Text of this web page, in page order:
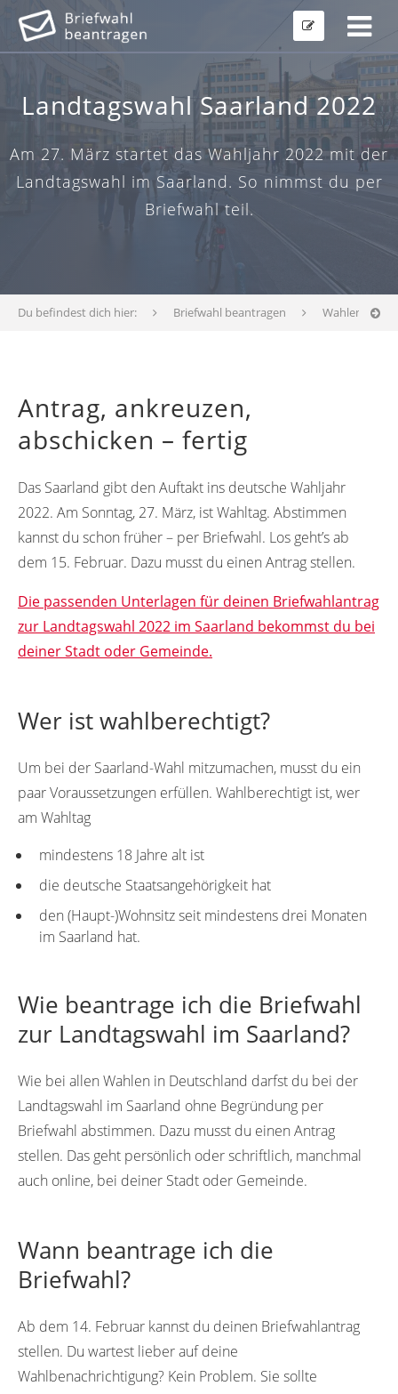
Landtagswahl Saarland 2022
Am 27. März startet das Wahljahr 2022 mit der
Landtagswahl im Saarland. So nimmst du per
Briefwahl teil.
Du befindest dich hier: Briefwahl beantragen Wahlen
Antrag, ankreuzen,
abschicken – fertig
Das Saarland gibt den Auftakt ins deutsche Wahljahr
2022. Am Sonntag, 27. März, ist Wahltag. Abstimmen
kannst du schon früher – per Briefwahl. Los geht’s ab
dem 15. Februar. Dazu musst du einen Antrag stellen.
Die passenden Unterlagen für deinen Briefwahlantrag
zur Landtagswahl 2022 im Saarland bekommst du bei
deiner Stadt oder Gemeinde.
Wer ist wahlberechtigt?
Um bei der Saarland-Wahl mitzumachen, musst du ein
paar Voraussetzungen erfüllen. Wahlberechtigt ist, wer
am Wahltag
mindestens 18 Jahre alt ist
die deutsche Staatsangehörigkeit hat
den (Haupt-)Wohnsitz seit mindestens drei Monaten
im Saarland hat.
Wie beantrage ich die Briefwahl
zur Landtagswahl im Saarland?
Wie bei allen Wahlen in Deutschland darfst du bei der
Landtagswahl im Saarland ohne Begründung per
Briefwahl abstimmen. Dazu musst du einen Antrag
stellen. Das geht persönlich oder schriftlich, manchmal
auch online, bei deiner Stadt oder Gemeinde.
Wann beantrage ich die
Briefwahl?
Ab dem 14. Februar kannst du deinen Briefwahlantrag
stellen. Du wartest lieber auf deine
Wahlbenachrichtigung? Kein Problem. Sie sollte